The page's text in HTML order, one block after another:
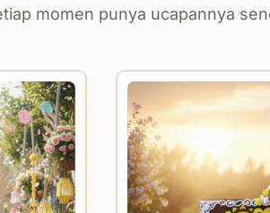
momen punya ucapannya